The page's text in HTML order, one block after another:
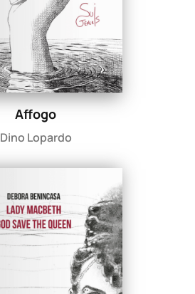
Affogo
Dino Lopardo